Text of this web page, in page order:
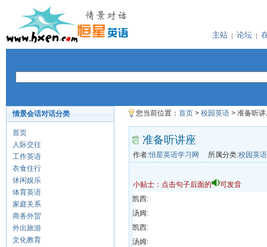
主站 论坛
情景会话对话分类
首页
人际交往
工作英语
衣食住行
休闲娱乐
体育英语
家庭关系
商务外贸
外出旅游
文化教育
您当前位置： 首页 > 校园英语 > 准备听
准备听讲座
作者:恒星英语学习网 所属分类:校园英语
小贴士：点击句子后面的
可发音
凯西:
汤姆:
凯西:
汤姆: